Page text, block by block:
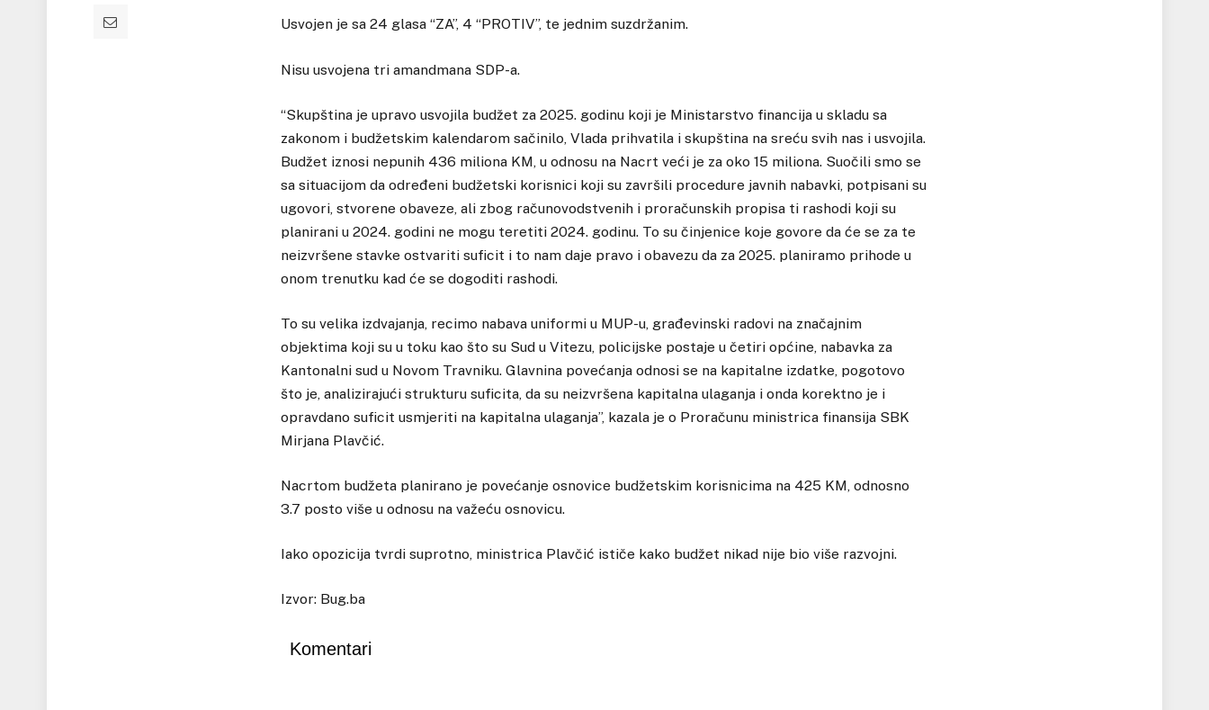
Usvojen je sa 24 glasa “ZA”, 4 “PROTIV”, te jednim suzdržanim.
Nisu usvojena tri amandmana SDP-a.
“Skupština je upravo usvojila budžet za 2025. godinu koji je Ministarstvo financija u skladu sa
zakonom i budžetskim kalendarom sačinilo, Vlada prihvatila i skupština na sreću svih nas i usvojila.
Budžet iznosi nepunih 436 miliona KM, u odnosu na Nacrt veći je za oko 15 miliona. Suočili smo se
sa situacijom da određeni budžetski korisnici koji su završili procedure javnih nabavki, potpisani su
ugovori, stvorene obaveze, ali zbog računovodstvenih i proračunskih propisa ti rashodi koji su
planirani u 2024. godini ne mogu teretiti 2024. godinu. To su činjenice koje govore da će se za te
neizvršene stavke ostvariti suficit i to nam daje pravo i obavezu da za 2025. planiramo prihode u
onom trenutku kad će se dogoditi rashodi.
To su velika izdvajanja, recimo nabava uniformi u MUP-u, građevinski radovi na značajnim
objektima koji su u toku kao što su Sud u Vitezu, policijske postaje u četiri općine, nabavka za
Kantonalni sud u Novom Travniku. Glavnina povećanja odnosi se na kapitalne izdatke, pogotovo
što je, analizirajući strukturu suficita, da su neizvršena kapitalna ulaganja i onda korektno je i
opravdano suficit usmjeriti na kapitalna ulaganja”, kazala je o Proračunu ministrica finansija SBK
Mirjana Plavčić.
Nacrtom budžeta planirano je povećanje osnovice budžetskim korisnicima na 425 KM, odnosno
3.7 posto više u odnosu na važeću osnovicu.
Iako opozicija tvrdi suprotno, ministrica Plavčić ističe kako budžet nikad nije bio više razvojni.
Izvor: Bug.ba
Komentari